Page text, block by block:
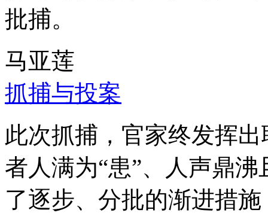
批捕。
马亚莲
抓捕与投案
此次抓捕，官家终发挥
者人满为“患”、人声鼎
了逐步、分批的渐进措